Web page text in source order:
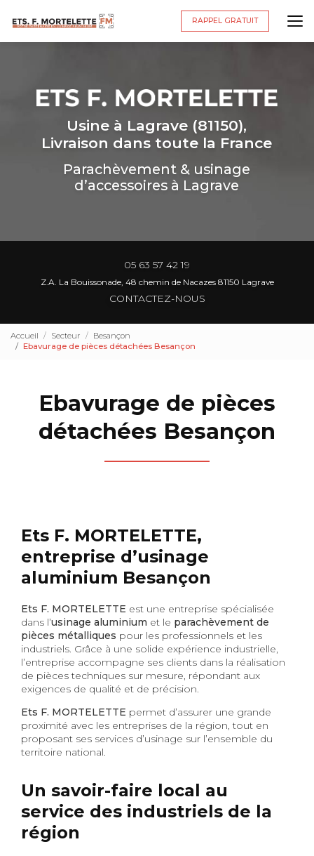
principal
RAPPEL GRATUIT
Usine à Lagrave (81150),
Livraison dans toute la France
Parachèvement & usinage
d’accessoires à Lagrave
05 63 57 42 19
Z.A. La Bouissonade, 48 chemin de Nacazes 81150 Lagrave
CONTACTEZ-NOUS
Accueil Secteur
Besançon
Ebavurage de pièces détachées Besançon
Ebavurage de pièces
détachées Besançon
Ets F. MORTELETTE,
entreprise d’usinage
aluminium Besançon
Ets F. MORTELETTE est une entreprise spécialisée
dans l’usinage aluminium et le parachèvement de
pièces métalliques pour les professionnels et les
industriels. Grâce à une solide expérience industrielle,
l’entreprise accompagne ses clients dans la réalisation
de pièces techniques sur mesure, répondant aux
exigences de qualité et de précision.
Ets F. MORTELETTE permet d’assurer une grande
proximité avec les entreprises de la région, tout en
proposant ses services d’usinage sur l’ensemble du
territoire national.
Un savoir-faire local au
service des industriels de la
région